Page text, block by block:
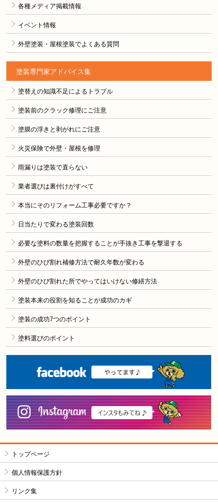
各種メディア掲載情報
イベント情報
外壁塗装・屋根塗装でよくある質問
塗装専門家アドバイス集
塗替えの知識不足によるトラブル
塗装前のクラック修理にご注意
塗膜の浮きと剥がれにご注意
火災保険で外壁・屋根を修理
雨漏りは塗装で直らない
業者選びは裏付けがすべて
本当にそのリフォーム工事必要ですか？
日当たりで変わる塗装回数
必要な塗料の数量を把握することが手抜き工事を撃退する
外壁のひび割れ補修方法で耐久年数が変わる
外壁のひび割れた所でやってはいけない修繕方法
塗装本来の役割を知ることが成功のカギ
塗装の成功7つのポイント
塗料選びのポイント
トップページ
個人情報保護方針
リンク集